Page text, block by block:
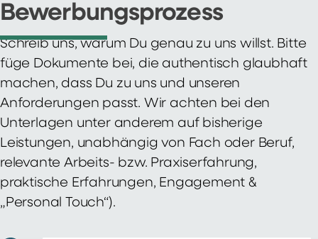
Bewerbungsprozess
Schreib uns, warum Du genau zu uns willst. Bitte
füge Dokumente bei, die authentisch glaubhaft
machen, dass Du zu uns und unseren
Anforderungen passt. Wir achten bei den
Unterlagen unter anderem auf bisherige
Leistungen, unabhängig von Fach oder Beruf,
relevante Arbeits- bzw. Praxiserfahrung,
praktische Erfahrungen, Engagement &
„Personal Touch“).